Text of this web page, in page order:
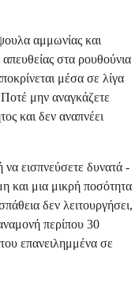
αμμωνίας και
στα ρουθούνια
μέσα σε λίγα
μην αναγκάζετε
και δεν αναπνέει
να εισπνεύσετε δυνατά -
και μια μικρή ποσότητα
δεν λειτουργήσει,
περίπου 30
επανειλημμένα σε